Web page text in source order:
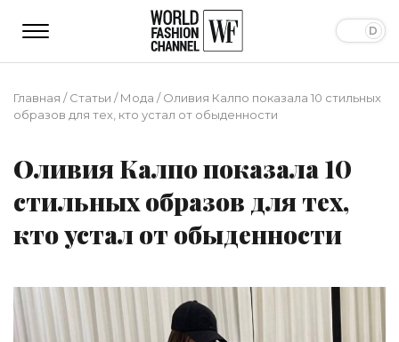
Главная /Статьи /Мода /Оливия Калпо показала 10 стильных
образов для тех, кто устал от обыденности
Оливия Калпо показала 10
стильных образов для тех,
кто устал от обыденности